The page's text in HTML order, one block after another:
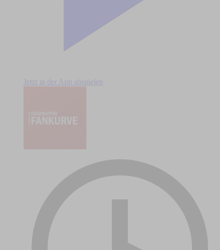
Jetzt in der App abspielen